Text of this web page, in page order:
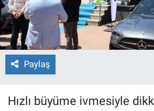
Paylaş
Hızlı büyüme ivmesiyle